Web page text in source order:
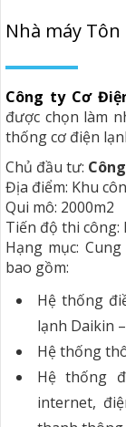
Nhà máy Tôn
Công ty Cơ
được chọn làm
thống cơ điện
Chủ đầu tư:
Địa điểm: Khu
Qui mô: 2000m2
Tiến độ thi công:
Hạng mục:
bao gồm:
Hệ thống
lạnh Daikin
Hệ thống
Hệ thống
internet,